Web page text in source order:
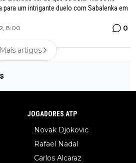
para um intrigante duelo com Sabalenka em
8:00 0
Mais artigos
JOGADORES ATP
Novak Djokovic
Rafael Nadal
Carlos Alcaraz